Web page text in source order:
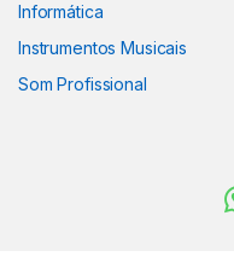
Informática
Instrumentos Musicais
Som Profissional